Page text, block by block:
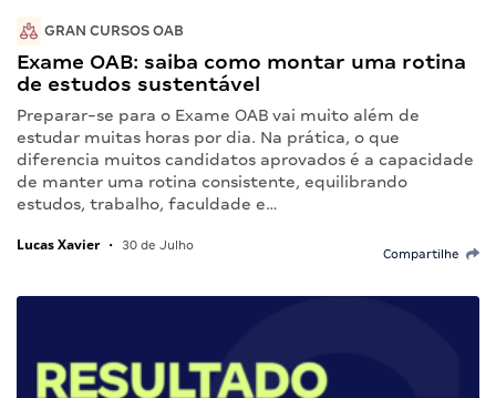
GRAN CURSOS OAB
Exame OAB: saiba como montar uma rotina
de estudos sustentável
Preparar-se para o Exame OAB vai muito além de
estudar muitas horas por dia. Na prática, o que
diferencia muitos candidatos aprovados é a capacidade
de manter uma rotina consistente, equilibrando
estudos, trabalho, faculdade e…
Lucas Xavier • 30 de Julho
Compartilhe